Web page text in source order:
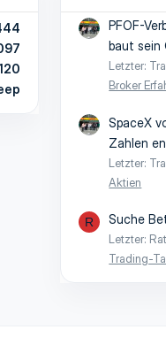
PFOF-
baut sein
Letzter:
Broker
SpaceX
Zahlen
Letzter:
Aktien
R Suche
Letzter:
Trading-